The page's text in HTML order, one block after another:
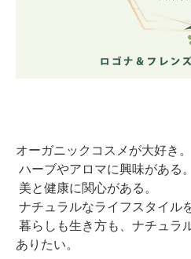
オーガニックコスメが大好き。
ハーブやアロマに興味がある。
美と健康に関心がある。
ナチュラルなライフスタイル
暮らしも生き方も、ナチュラ
ありたい。